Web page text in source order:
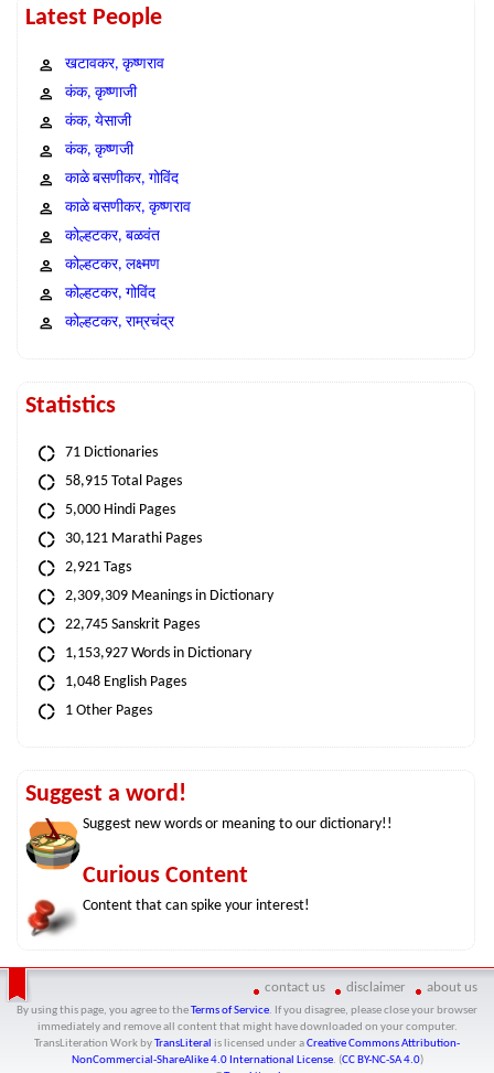
Latest People
खटावकर, कृष्णराव
कंक, कृष्णाजी
कंक, येसाजी
कंक, कृष्णजी
काळे बसणीकर, गोविंद
काळे बसणीकर, कृष्णराव
कोल्हटकर, बळवंत
कोल्हटकर, लक्ष्मण
कोल्हटकर, गोविंद
कोल्हटकर, राम्रचंद्र
Statistics
71 Dictionaries
58,915 Total Pages
5,000 Hindi Pages
30,121 Marathi Pages
2,921 Tags
2,309,309 Meanings in Dictionary
22,745 Sanskrit Pages
1,153,927 Words in Dictionary
1,048 English Pages
1 Other Pages
Suggest a word!
Suggest new words or meaning to our dictionary!!
Curious Content
Content that can spike your interest!
contact us disclaimer about us
By using this page, you agree to theTerms of Service. If you disagree, please close your browser
immediately and remove all content that might have downloaded on your computer.
TransLiteration Work byTransLiteral is licensed under aCreative Commons Attribution-
NonCommercial-ShareAlike 4.0 International License. (CC BY-NC-SA 4.0)